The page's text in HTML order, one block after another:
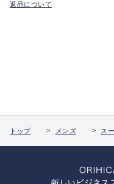
返品について
トップ メンズ ス